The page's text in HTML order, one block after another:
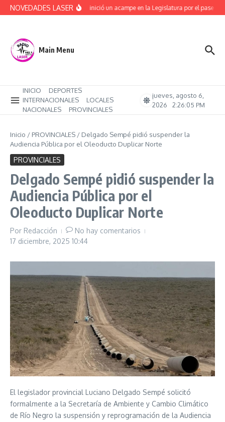
Saltar al contenido
NOVEDADES LASERATE ya inició un acampe en la Legislatura por el pase a
Main Menu
INICIO
DEPORTES
INTERNACIONALES
LOCALES
NACIONALES
PROVINCIALES
jueves, agosto 6,
2026
2:26:05 PM
Inicio / PROVINCIALES / Delgado Sempé pidió suspender la
Audiencia Pública por el Oleoducto Duplicar Norte
PROVINCIALES
Delgado Sempé pidió suspender la
Audiencia Pública por el
Oleoducto Duplicar Norte
Por Redacción
No hay comentarios
17 diciembre, 2025 10:44
El legislador provincial Luciano Delgado Sempé solicitó
formalmente a la Secretaría de Ambiente y Cambio Climático
de Río Negro la suspensión y reprogramación de la Audiencia